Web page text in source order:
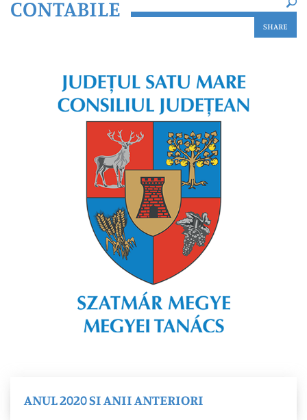
CONTABILE
SHARE
ANUL 2020 SI ANII ANTERIORI